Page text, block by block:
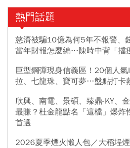
熱門話題
慈濟被騙10億為何5年不報警、
當年財報怎麼編…陳時中背「擋
巨型鋼彈現身信義區！20個人
拉、七龍珠、寶可夢…盤點打卡
欣興、南電、景碩、臻鼎-KY、
最賺？杜金龍點名「這檔」爆
首選
2026夏季煙火懶人包／大稻埕煙